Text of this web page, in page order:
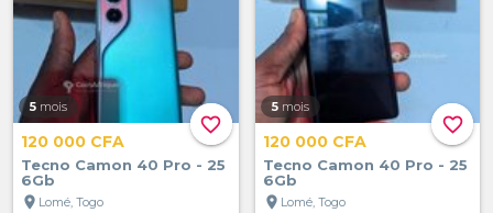
favorite_border
5 mois
120 000 CFA
Tecno Camon 40 Pro - 25
6Gb
location_on Lomé, Togo
favorite_border
5 mois
120 000 CFA
Tecno Camon 40 Pro - 25
6Gb
location_on Lomé, Togo